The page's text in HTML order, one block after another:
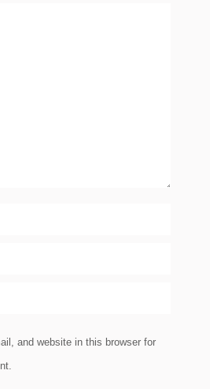
and website in this browser for